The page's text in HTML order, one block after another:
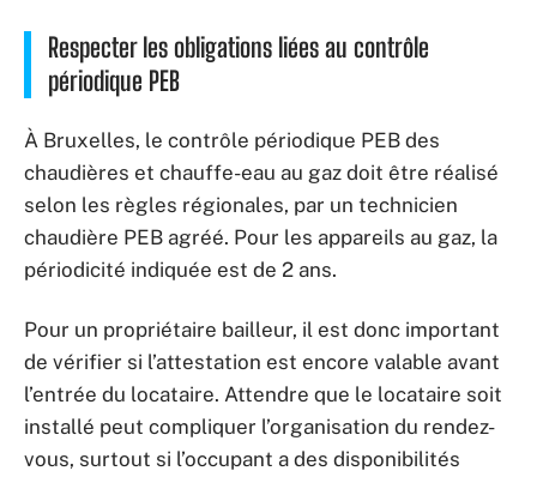
Respecter les obligations liées au contrôle
périodique PEB
À Bruxelles, le contrôle périodique PEB des
chaudières et chauffe-eau au gaz doit être réalisé
selon les règles régionales, par un technicien
chaudière PEB agréé. Pour les appareils au gaz, la
périodicité indiquée est de 2 ans.
Pour un propriétaire bailleur, il est donc important
de vérifier si l’attestation est encore valable avant
l’entrée du locataire. Attendre que le locataire soit
installé peut compliquer l’organisation du rendez-
vous, surtout si l’occupant a des disponibilités